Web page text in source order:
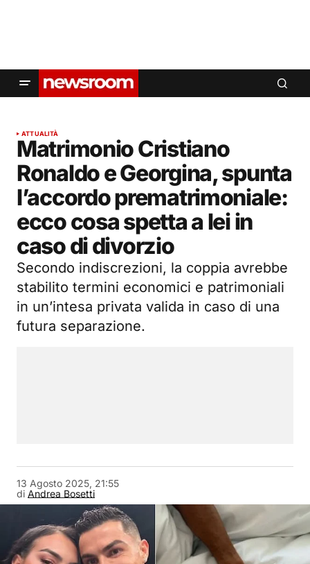
ATTUALITÀ
Matrimonio Cristiano
Ronaldo e Georgina, spunta
l’accordo prematrimoniale:
ecco cosa spetta a lei in
caso di divorzio
Secondo indiscrezioni, la coppia avrebbe
stabilito termini economici e patrimoniali
in un’intesa privata valida in caso di una
futura separazione.
di Andrea Bosetti
13 Agosto 2025, 21:55